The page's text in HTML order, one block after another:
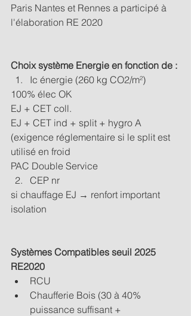
Paris Nantes et Rennes a participé à
l'élaboration RE 2020
Choix système Energie en fonction de :
Ic énergie (260 kg CO2/m²)
100% élec OK
EJ + CET coll.
EJ + CET ind + split + hygro A
(exigence réglementaire si le split est
utilisé en froid
PAC Double Service
CEP nr
si chauffage EJ → renfort important
isolation
Systèmes Compatibles seuil 2025
RE2020
RCU
Chaufferie Bois (30 à 40%
puissance suffisant +